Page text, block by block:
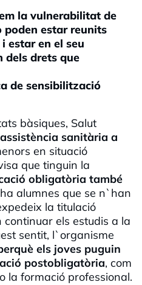
la vulnerabilitat de
estar reunits
estar en el seu
dels drets que
de sensibilització
bàsiques, Salut
assistència sanitària a
en situació
que tinguin la
obligatòria també
alumnes que se n`han
la titulació
els estudis a la
sentit, l`organisme
els joves puguin
postobligatòria, com
la formació professional.